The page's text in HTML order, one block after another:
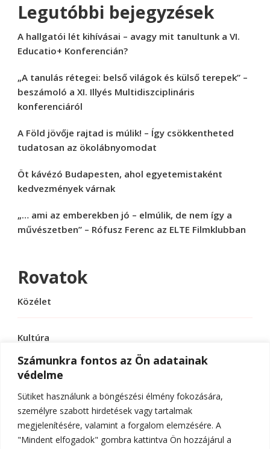
Számunkra fontos az Ön adatainak
védelme
Sütiket használunk a böngészési élmény fokozására,
személyre szabott hirdetések vagy tartalmak
megjelenítésére, valamint a forgalom elemzésére. A
"Mindent elfogadok" gombra kattintva Ön hozzájárul a
Legutóbbi bejegyzések
A hallgatói lét kihívásai – avagy mit tanultunk a VI.
Educatio+ Konferencián?
„A tanulás rétegei: belső világok és külső terepek” –
beszámoló a XI. Illyés Multidiszciplináris
konferenciáról
A Föld jövője rajtad is múlik! – Így csökkentheted
tudatosan az ökolábnyomodat
Öt kávézó Budapesten, ahol egyetemistaként
kedvezmények várnak
„… ami az emberekben jó – elmúlik, de nem így a
művészetben” – Rófusz Ferenc az ELTE Filmklubban
Rovatok
Közélet
Kultúra
Sport
Tudomány